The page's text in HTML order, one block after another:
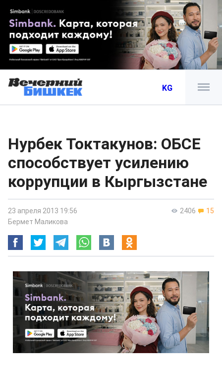
KG
Нурбек Токтакунов: ОБСЕ
способствует усилению
коррупции в Кыргызстане
2406 15
23 апреля 2013 19:56
Бермет Маликова